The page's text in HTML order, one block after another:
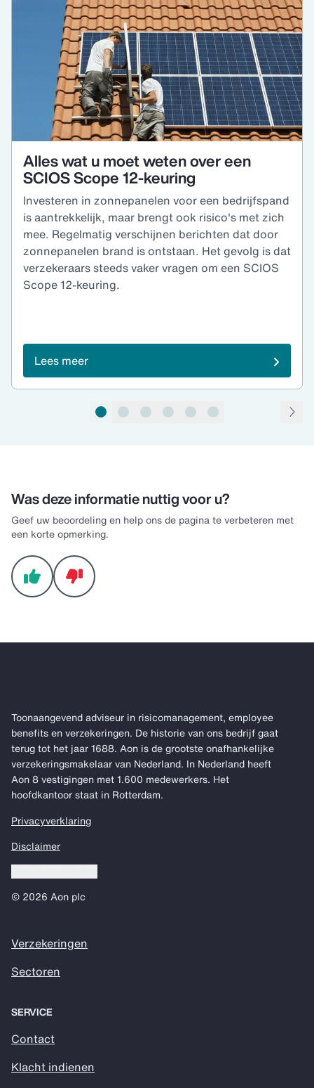
Alles wat u moet weten over een
SCIOS Scope 12-keuring
Investeren in zonnepanelen voor een bedrijfspand
is aantrekkelijk, maar brengt ook risico's met zich
mee. Regelmatig verschijnen berichten dat door
zonnepanelen brand is ontstaan. Het gevolg is dat
verzekeraars steeds vaker vragen om een SCIOS
Scope 12-keuring.
Lees meer
Was deze informatie nuttig voor u?
Geef uw beoordeling en help ons de pagina te verbeteren met
een korte opmerking.
Toonaangevend adviseur in risicomanagement, employee
benefits en verzekeringen. De historie van ons bedrijf gaat
terug tot het jaar 1688. Aon is de grootste onafhankelijke
verzekeringsmakelaar van Nederland. In Nederland heeft
Aon 8 vestigingen met 1.600 medewerkers. Het
hoofdkantoor staat in Rotterdam.
Privacyverklaring
Disclaimer
© 2026 Aon plc
Verzekeringen
Sectoren
SERVICE
Contact
Klacht indienen